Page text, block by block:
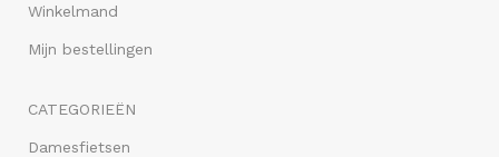
Winkelmand
Mijn bestellingen
CATEGORIEËN
Damesfietsen